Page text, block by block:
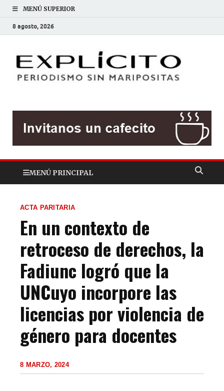
MENÚ SUPERIOR
8 agosto, 2026
MENÚ PRINCIPAL
ACTA PARITARIA
En un contexto de
retroceso de derechos, la
Fadiunc logró que la
UNCuyo incorpore las
licencias por violencia de
género para docentes
8 MARZO, 2024